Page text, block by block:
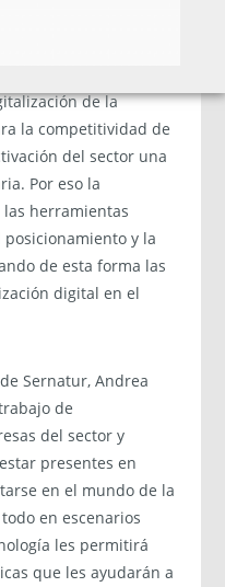
de la
la competitividad de
del sector una
Por eso la
herramientas
posicionamiento y la
de esta forma las
digital en el
Sernatur, Andrea
de
del sector y
presentes en
en el mundo de la
en escenarios
les permitirá
que les ayudarán a